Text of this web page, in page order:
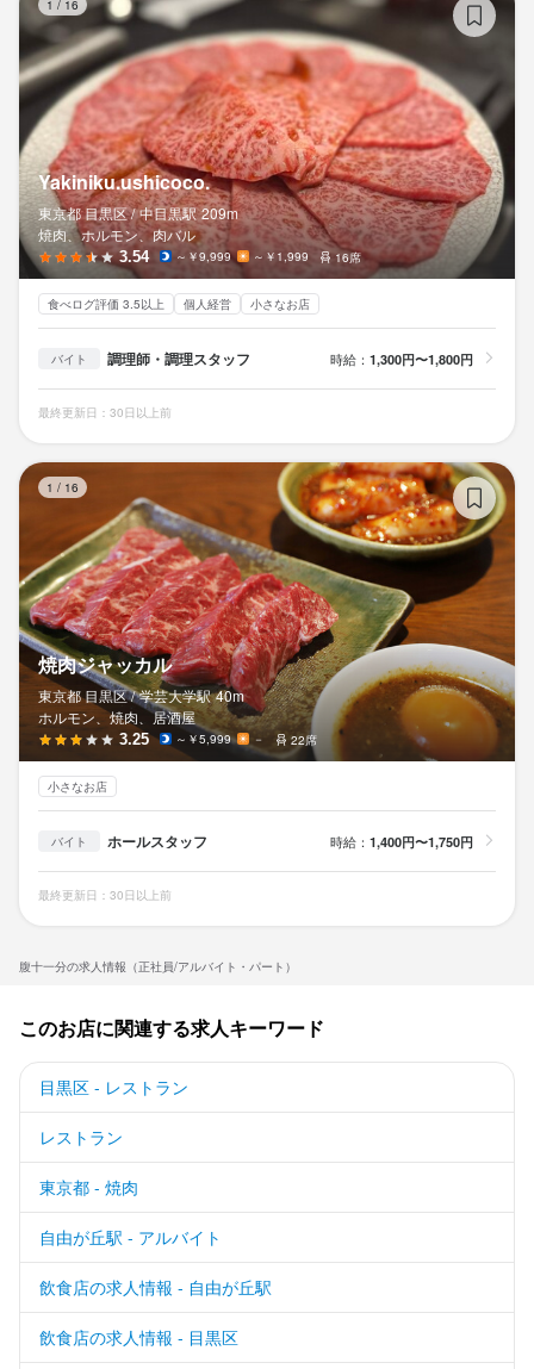
腹十一分の求人情報（正社員/アルバイト・パート）
1 / 16
Yakiniku.ushicoco.
東京都 目黒区 / 中目黒駅 209m
焼肉、ホルモン、肉バル
3.54 ～￥9,999 ～￥1,999 16席
食べログ評価 3.5以上 個人経営 小さなお店
バイト 調理師・調理スタッフ 時給： 1,300円〜1,800円
最終更新日：30日以上前
1 / 16
焼肉ジャッカル
東京都 目黒区 / 学芸大学駅 40m
ホルモン、焼肉、居酒屋
3.25 ～￥5,999 － 22席
小さなお店
バイト ホールスタッフ 時給： 1,400円〜1,750円
最終更新日：30日以上前
このお店に関連する求人キーワード
目黒区 - レストラン
レストラン
東京都 - 焼肉
自由が丘駅 - アルバイト
飲食店の求人情報 - 自由が丘駅
飲食店の求人情報 - 目黒区